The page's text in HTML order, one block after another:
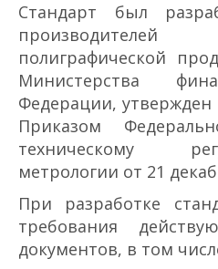
Стандарт был
полиграфической
Министерства
Федерации, утвержден
Приказом
техническому
метрологии от 21
При разработке
требования
документов, в том